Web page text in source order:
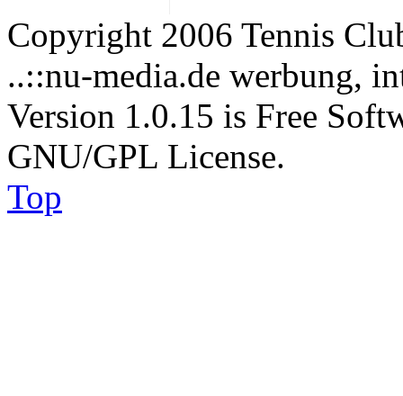
Copyright 2006 Tennis
..::nu-media.de werbung,
Version 1.0.15 is Free
GNU/GPL License.
Top